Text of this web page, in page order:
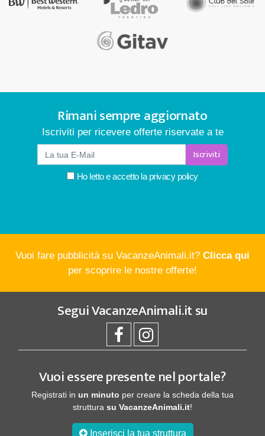
Rimani sempre aggiornato
Iscriviti per ricevere offerte riservate a te
Iscriviti
Ho letto e accetto la privacy policy
Vuoi fare pubblicità su VacanzeAnimali.it? Clicca qui
per scoprire le nostre offerte!
SeguiVacanzeAnimali.itsu
Vuoi essere presente nel portale?
Registrati in un minuto per creare la scheda della tua
struttura su VacanzeAnimali.it!
Inserisci la tua struttura